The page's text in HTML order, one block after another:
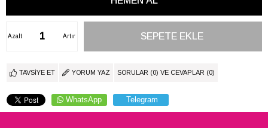
Artır
Azalt
TAVSIYE ET YORUM YAZ SORULAR (0) VE CEVAPLAR (0)
WhatsApp Telegram